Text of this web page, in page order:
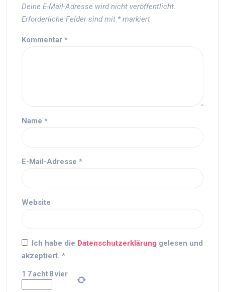
Deine E-Mail-Adresse wird nicht veröffentlicht.
Erforderliche Felder sind mit *markiert
Kommentar *
Name *
E-Mail-Adresse *
Website
Ich habe die Datenschutzerklärung gelesen und
akzeptiert. *
1 7acht8vier